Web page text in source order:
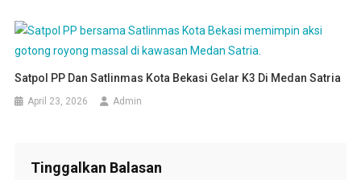
Satpol PP Dan Satlinmas Kota Bekasi Gelar K3 Di Medan Satria
April 23, 2026 Admin
Tinggalkan Balasan